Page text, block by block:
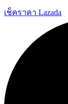
เช็คราคา Lazada